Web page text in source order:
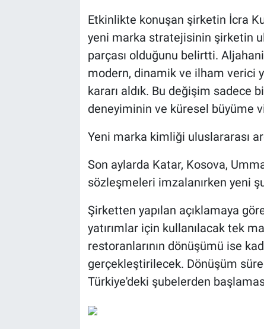
Etkinlikte konuşan şirketin İcra
yeni marka stratejisinin şirketin
parçası olduğunu belirtti.
modern, dinamik ve ilham verici
kararı aldık. Bu değişim sadece
deneyiminin ve küresel büyüme
Yeni marka kimliği uluslararası
Son aylarda Katar, Kosova,
sözleşmeleri imzalanırken yeni
Şirketten yapılan açıklamaya
yatırımlar için kullanılacak tek
restoranlarının dönüşümü ise
gerçekleştirilecek. Dönüşüm
Türkiye'deki şubelerden